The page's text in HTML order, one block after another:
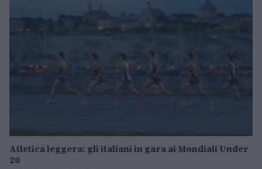
Atletica leggera: gli italiani in gara ai Mondiali Under
20